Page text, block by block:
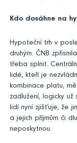
Kdo dosáhne na
Hypoteční trh v
druhým. ČNB
třeba splnit.
lidé, kteří je
kombinace platu,
zadlužení, logicky
lidí nyní zjišťuje, že
a jejich příjmům či
neposkytnou.